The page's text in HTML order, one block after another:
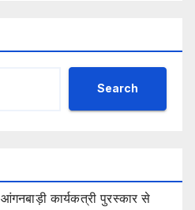
Search
कार्यकत्री पुरस्कार से